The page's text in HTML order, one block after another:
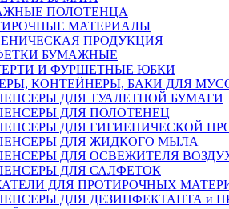
ПОЛОТЕНЦА
МАТЕРИАЛЫ
ПРОДУКЦИЯ
БУМАЖНЫЕ
И ФУРШЕТНЫЕ ЮБКИ
КОНТЕЙНЕРЫ, БАКИ ДЛЯ
ДЛЯ ТУАЛЕТНОЙ БУМАГИ
ДЛЯ ПОЛОТЕНЕЦ
ДЛЯ ГИГИЕНИЧЕСКОЙ
ДЛЯ ЖИДКОГО МЫЛА
ДЛЯ ОСВЕЖИТЕЛЯ
ДЛЯ САЛФЕТОК
ДЛЯ ПРОТИРОЧНЫХ
ДЛЯ ДЕЗИНФЕКТАНТА и